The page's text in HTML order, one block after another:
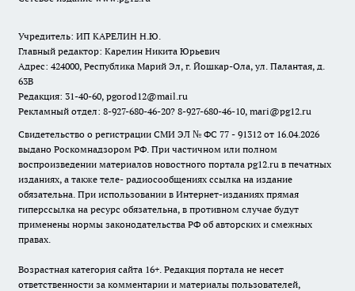
Учредитель: ИП КАРЕЛИН Н.Ю.
Главный редактор: Карелин Никита Юрьевич
Адрес: 424000, Республика Марий Эл, г. Йошкар-Ола, ул. Палантая, д.
63В
Редакция: 31-40-60, pgorod12@mail.ru
Рекламный отдел: 8-927-680-46-20? 8-927-680-46-10, mari@pg12.ru
Свидетельство о регистрации СМИ ЭЛ № ФС 77 - 91312 от 16.04.2026
выдано Роскомнадзором РФ. При частичном или полном
воспроизведении материалов новостного портала pg12.ru в печатных
изданиях, а также теле- радиосообщениях ссылка на издание
обязательна. При использовании в Интернет-изданиях прямая
гиперссылка на ресурс обязательна, в противном случае будут
применены нормы законодательства РФ об авторских и смежных
правах.
Возрастная категория сайта 16+. Редакция портала не несет
ответственности за комментарии и материалы пользователей,